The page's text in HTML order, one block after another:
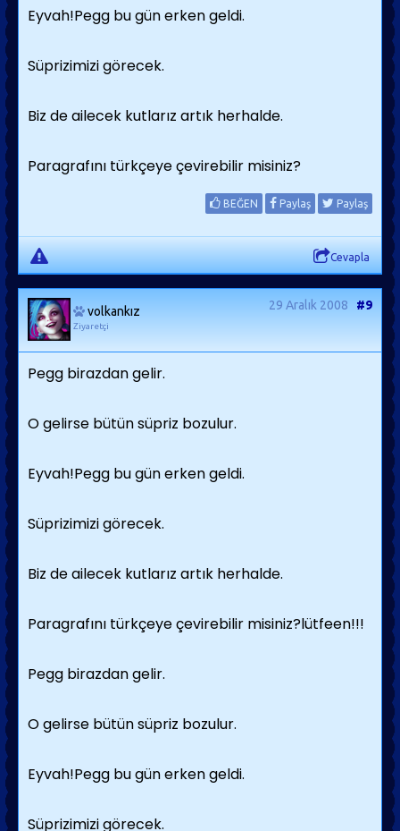
Eyvah!Pegg bu gün erken geldi.
Süprizimizi görecek.
Biz de ailecek kutlarız artık herhalde.
Paragrafını türkçeye çevirebilir misiniz?
BEĞEN Paylaş Paylaş
Cevapla
volkankız
Ziyaretçi
29 Aralık 2008 #9
Pegg birazdan gelir.
O gelirse bütün süpriz bozulur.
Eyvah!Pegg bu gün erken geldi.
Süprizimizi görecek.
Biz de ailecek kutlarız artık herhalde.
Paragrafını türkçeye çevirebilir misiniz?lütfeen!!!
Pegg birazdan gelir.
O gelirse bütün süpriz bozulur.
Eyvah!Pegg bu gün erken geldi.
Süprizimizi görecek.